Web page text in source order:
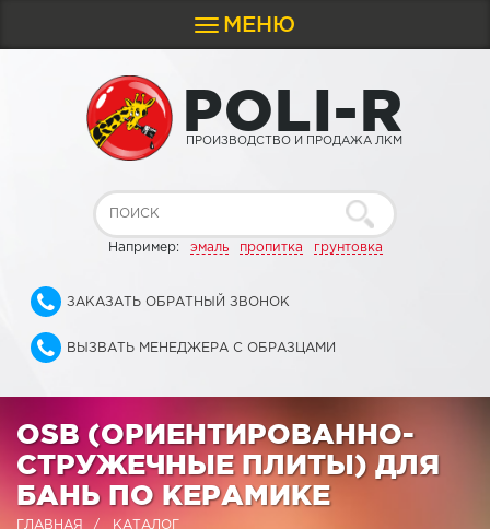
Toggle
navigation
МЕНЮ
POLI-R
ПРОИЗВОДСТВО И ПРОДАЖА ЛКМ
Например: эмаль пропитка грунтовка
ЗАКАЗАТЬ ОБРАТНЫЙ ЗВОНОК
ВЫЗВАТЬ МЕНЕДЖЕРА С ОБРАЗЦАМИ
OSB (ОРИЕНТИРОВАННО-
СТРУЖЕЧНЫЕ ПЛИТЫ) ДЛЯ
БАНЬ ПО КЕРАМИКЕ
ГЛАВНАЯ
КАТАЛОГ